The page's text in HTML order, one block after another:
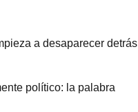
a desaparecer detrás
político: la palabra